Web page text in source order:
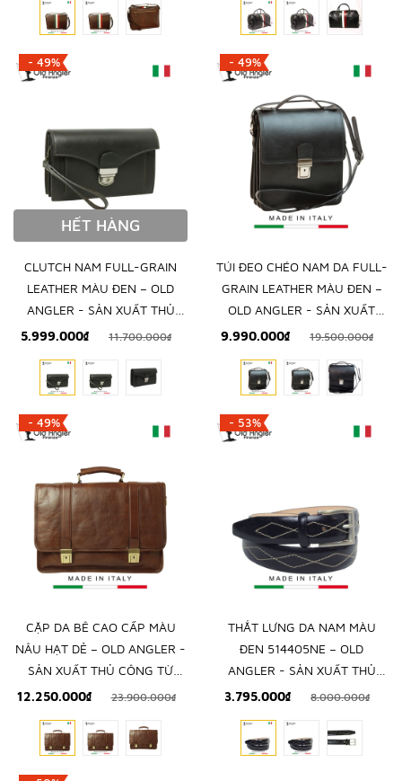
- 49%
HẾT HÀNG
CLUTCH NAM FULL-GRAIN
LEATHER MÀU ĐEN – OLD
ANGLER - SẢN XUẤT THỦ
CÔNG TỪ ITALY
5.999.000₫ 11.700.000₫
- 49%
TÚI ĐEO CHÉO NAM DA FULL-
GRAIN LEATHER MÀU ĐEN –
OLD ANGLER - SẢN XUẤT
THỦ CÔNG TỪ ITALY
9.990.000₫ 19.500.000₫
- 49%
CẶP DA BÊ CAO CẤP MÀU
NÂU HẠT DẺ – OLD ANGLER -
SẢN XUẤT THỦ CÔNG TỪ
ITALY
12.250.000₫ 23.900.000₫
- 53%
THẮT LƯNG DA NAM MÀU
ĐEN 514405NE – OLD
ANGLER - SẢN XUẤT THỦ
CÔNG TỪ ITALY
3.795.000₫ 8.000.000₫